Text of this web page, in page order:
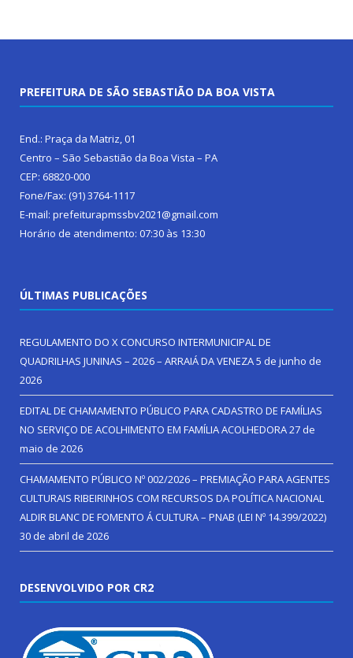
PREFEITURA DE SÃO SEBASTIÃO DA BOA VISTA
End.: Praça da Matriz, 01
Centro – São Sebastião da Boa Vista – PA
CEP: 68820-000
Fone/Fax: (91) 3764-1117
E-mail: prefeiturapmssbv2021@gmail.com
Horário de atendimento: 07:30 às 13:30
ÚLTIMAS PUBLICAÇÕES
REGULAMENTO DO X CONCURSO INTERMUNICIPAL DE
QUADRILHAS JUNINAS – 2026 – ARRAIÁ DA VENEZA5 de junho de
2026
EDITAL DE CHAMAMENTO PÚBLICO PARA CADASTRO DE FAMÍLIAS
NO SERVIÇO DE ACOLHIMENTO EM FAMÍLIA ACOLHEDORA27 de
maio de 2026
CHAMAMENTO PÚBLICO Nº 002/2026 – PREMIAÇÃO PARA AGENTES
CULTURAIS RIBEIRINHOS COM RECURSOS DA POLÍTICA NACIONAL
ALDIR BLANC DE FOMENTO Á CULTURA – PNAB (LEI Nº 14.399/2022)
30 de abril de 2026
DESENVOLVIDO POR CR2